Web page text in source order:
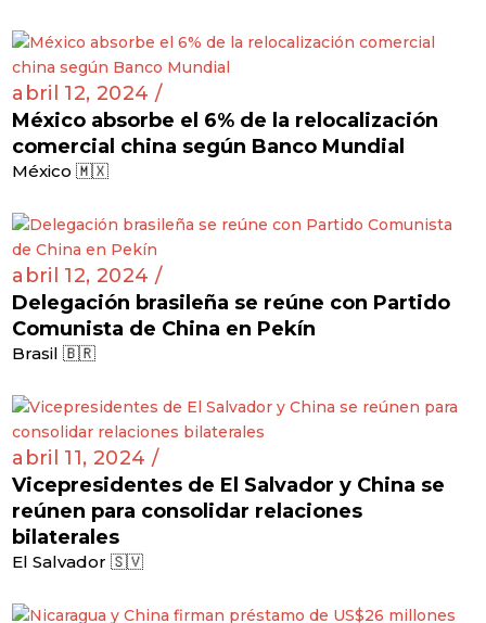
abril 12, 2024 /
México absorbe el 6% de la relocalización
comercial china según Banco Mundial
México 🇲🇽
abril 12, 2024 /
Delegación brasileña se reúne con Partido
Comunista de China en Pekín
Brasil 🇧🇷
abril 11, 2024 /
Vicepresidentes de El Salvador y China se
reúnen para consolidar relaciones
bilaterales
El Salvador 🇸🇻